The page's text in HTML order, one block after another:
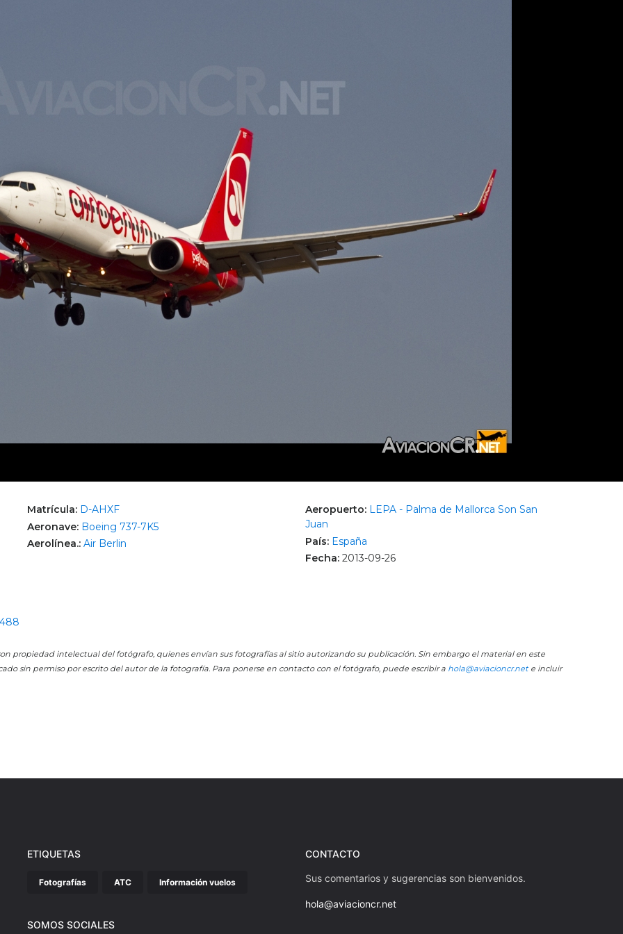
Matrícula: D-AHXF
Aeronave: Boeing 737-7K5
Aerolínea.: Air Berlin
Aeropuerto: LEPA - Palma de Mallorca Son San
Juan
País: España
Fecha: 2013-09-26
propiedad intelectual del fotógrafo, quienes envían sus fotografías al sitio autorizando su publicación. Sin embargo el material en este
sin permiso por escrito del autor de la fotografía. Para ponerse en contacto con el fotógrafo, puede escribir a hola@aviacioncr.nete incluir
ETIQUETAS
Fotografías ATC Información vuelos
SOMOS SOCIALES
CONTACTO
Sus comentarios y sugerencias son bienvenidos.
hola@aviacioncr.net